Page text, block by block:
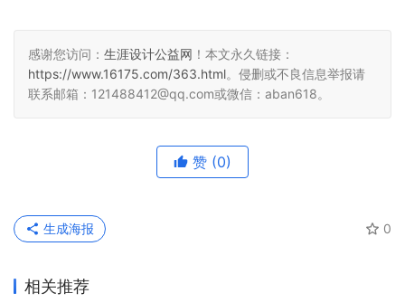
感谢您访问： 生涯设计公益网 ！本文永久链接：
https://www.16175.com/363.html。侵删或不良信息举报请
联系邮箱：121488412@qq.com或微信：aban618。
赞 (0)
0
生成海报
相关推荐